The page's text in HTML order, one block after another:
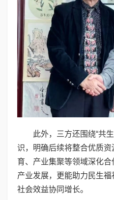
此外，三方还围绕“共
识，明确后续将整合优质
育、产业集聚等领域深化
产业发展，更能助力民生
社会效益协同增长。